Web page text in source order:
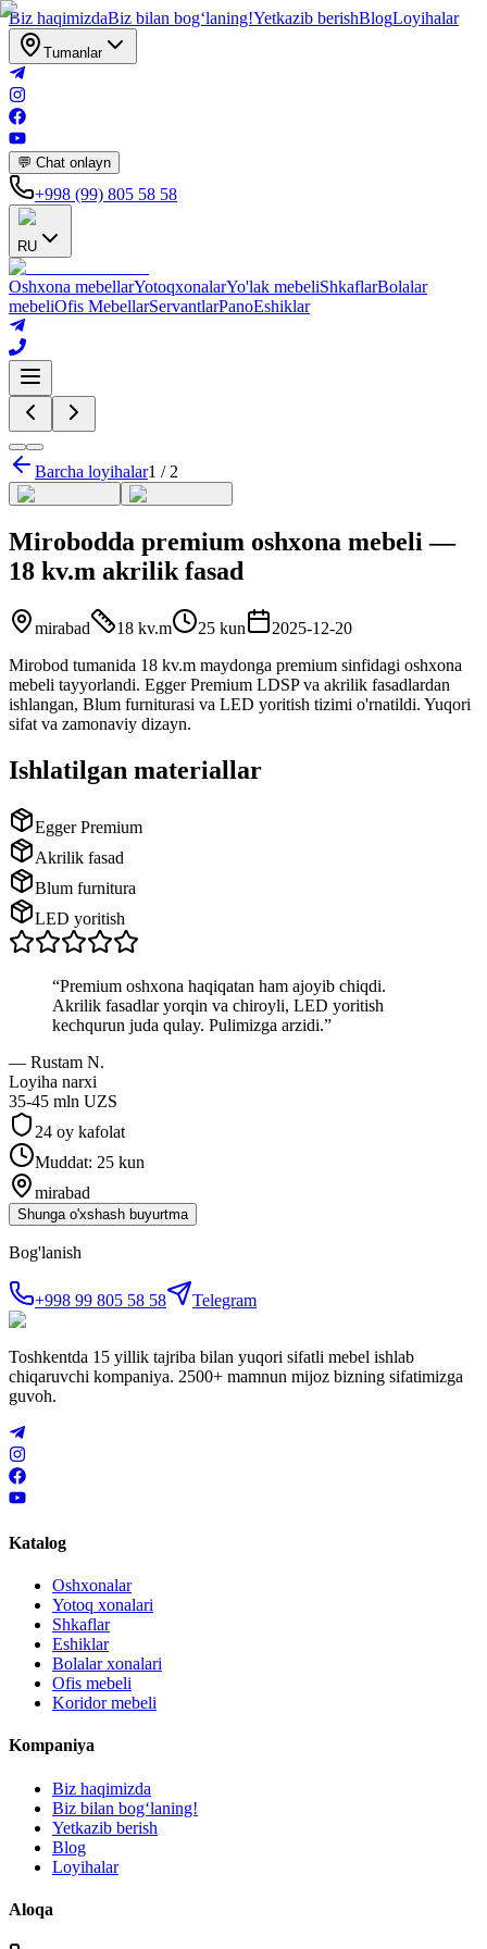
Biz haqimizdaBiz bilan bogʻlaning!Yetkazib berishBlogLoyihalar
Tumanlar
💬 Chat onlayn
+998 (99) 805 58 58
RU
Oshxona mebellarYotoqxonalarYo'lak mebeliShkaflarBolalar
mebeliOfis MebellarServantlarPanoEshiklar
Barcha loyihalar1 / 2
Mirobodda premium oshxona mebeli —
18 kv.m akrilik fasad
mirabad 18 kv.m 25 kun
2025-12-20
Mirobod tumanida 18 kv.m maydonga premium sinfidagi oshxona
mebeli tayyorlandi. Egger Premium LDSP va akrilik fasadlardan
ishlangan, Blum furniturasi va LED yoritish tizimi o'rnatildi. Yuqori
sifat va zamonaviy dizayn.
Ishlatilgan materiallar
Egger Premium
Akrilik fasad
Blum furnitura
LED yoritish
“Premium oshxona haqiqatan ham ajoyib chiqdi.
Akrilik fasadlar yorqin va chiroyli, LED yoritish
kechqurun juda qulay. Pulimizga arzidi.”
— Rustam N.
Loyiha narxi
35-45 mln UZS
24 oy kafolat
Muddat: 25 kun
mirabad
Shunga o'xshash buyurtma
Bog'lanish
+998 99 805 58 58 Telegram
Toshkentda 15 yillik tajriba bilan yuqori sifatli mebel ishlab
chiqaruvchi kompaniya. 2500+ mamnun mijoz bizning sifatimizga
guvoh.
Katalog
Oshxonalar
Yotoq xonalari
Shkaflar
Eshiklar
Bolalar xonalari
Ofis mebeli
Koridor mebeli
Kompaniya
Biz haqimizda
Biz bilan bogʻlaning!
Yetkazib berish
Blog
Loyihalar
Aloqa